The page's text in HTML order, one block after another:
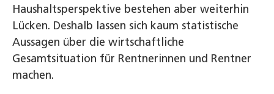
Haushaltsperspektive bestehen aber weiterhin
Lücken. Deshalb lassen sich kaum statistische
Aussagen über die wirtschaftliche
Gesamtsituation für Rentnerinnen und Rentner
machen.